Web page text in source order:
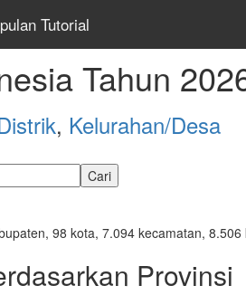
Tutorial
Tahun
, Kelurahan/Desa
98 kota, 7.094 kecamatan,
Provinsi